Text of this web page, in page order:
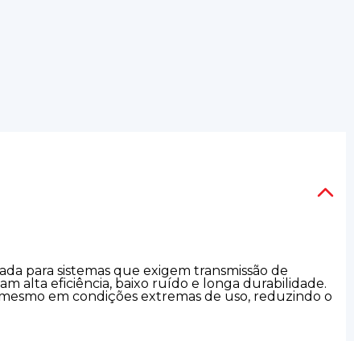
para sistemas que exigem transmissão de
alta eficiência, baixo ruído e longa durabilidade.
em condições extremas de uso, reduzindo o